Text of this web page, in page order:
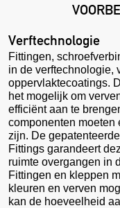
Verftechnologie
Fittingen,
in de verftechnologie,
oppervlaktecoatings.
het mogelijk om
efficiënt aan te
componenten
zijn. De
Fittings garandeert
ruimte overgangen in
Fittingen en kleppen
kleuren en verven
kan de hoeveelheid